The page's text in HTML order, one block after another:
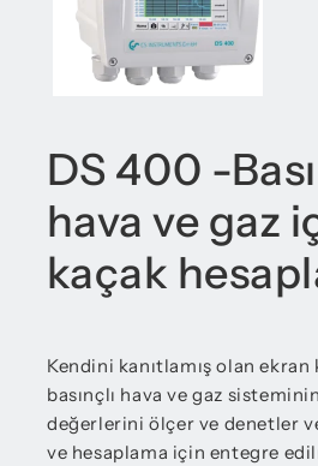
DS 400 -
hava ve gaz
kaçak
Kendini kanıtlamış olan
basınçlı hava ve gaz
değerlerini ölçer ve denetler
ve hesaplama için entegre